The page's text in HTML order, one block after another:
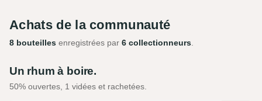
Achats de la communauté
8 bouteilles enregistrées par 6 collectionneurs
Un rhum à boire.
50% ouvertes, 1 vidées et rachetées.